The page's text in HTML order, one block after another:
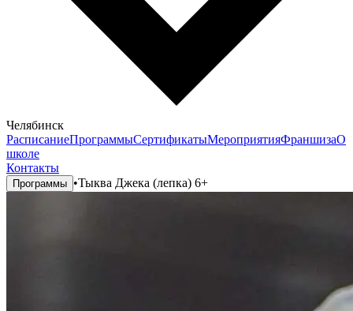
Челябинск
РасписаниеПрограммыСертификатыМероприятияФраншизаО
школе
Контакты
Программы •Тыква Джека (лепка) 6+